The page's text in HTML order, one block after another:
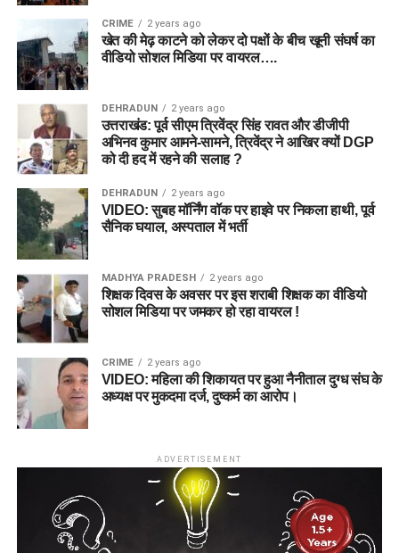
CRIME 2 years ago
खेत की मेढ़ काटने को लेकर दो पक्षों के बीच खूनी संघर्ष का
वीडियो सोशल मिडिया पर वायरल….
DEHRADUN 2 years ago
उत्तराखंड: पूर्व सीएम त्रिवेंद्र सिंह रावत और डीजीपी
अभिनव कुमार आमने-सामने, त्रिवेंद्र ने आखिर क्यों DGP
को दी हद में रहने की सलाह ?
DEHRADUN 2 years ago
VIDEO: सुबह मॉर्निंग वॉक पर हाइवे पर निकला हाथी, पूर्व
सैनिक घयाल, अस्पताल में भर्ती
MADHYA PRADESH 2 years ago
शिक्षक दिवस के अवसर पर इस शराबी शिक्षक का वीडियो
सोशल मिडिया पर जमकर हो रहा वायरल !
CRIME 2 years ago
VIDEO: महिला की शिकायत पर हुआ नैनीताल दुग्ध संघ के
अध्यक्ष पर मुकदमा दर्ज, दुष्कर्म का आरोप।
ADVERTISEMENT